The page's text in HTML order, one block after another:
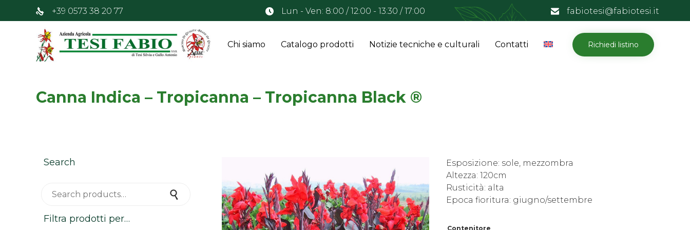
+39 0573 38 20 77 Lun - Ven: 8:00 / 12:00 - 13:30 / 17:00 fabiotesi@fabiotesi.it
Skip
to
Chi siamo Catalogo prodotti Notizie tecniche e culturali Contatti Richiedi listino
Canna Indica – Tropicanna – Tropicanna Black ®
Esposizione: sole, mezzombra
Altezza: 120cm
Rusticità: alta
Epoca fioritura: giugno/settembre
Contenitore
Search
Search
Filtra prodotti per…